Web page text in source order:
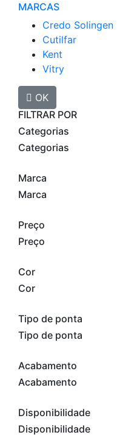
MARCAS
Credo Solingen
Cutilfar
Kent
Vitry
 OK
FILTRAR POR
Categorias
Categorias
Marca
Marca
Preço
Preço
Cor
Cor
Tipo de ponta
Tipo de ponta
Acabamento
Acabamento
Disponibilidade
Disponibilidade